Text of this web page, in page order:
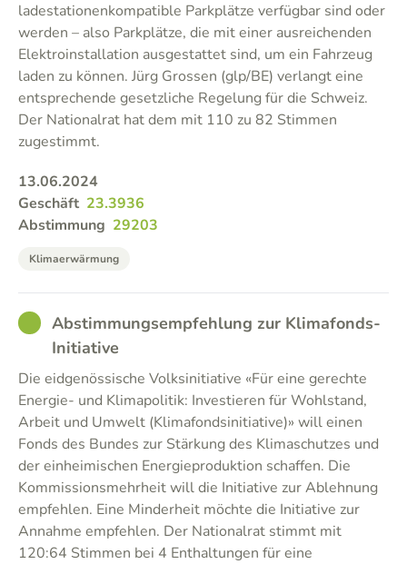
ladestationenkompatible Parkplätze verfügbar sind oder
werden – also Parkplätze, die mit einer ausreichenden
Elektroinstallation ausgestattet sind, um ein Fahrzeug
laden zu können. Jürg Grossen (glp/BE) verlangt eine
entsprechende gesetzliche Regelung für die Schweiz.
Der Nationalrat hat dem mit 110 zu 82 Stimmen
zugestimmt.
13.06.2024
Geschäft 23.3936
Abstimmung 29203
Klimaerwärmung
GOODAbstimmungsempfehlung zur Klimafonds-
Initiative
Die eidgenössische Volksinitiative «Für eine gerechte
Energie- und Klimapolitik: Investieren für Wohlstand,
Arbeit und Umwelt (Klimafondsinitiative)» will einen
Fonds des Bundes zur Stärkung des Klimaschutzes und
der einheimischen Energieproduktion schaffen. Die
Kommissionsmehrheit will die Initiative zur Ablehnung
empfehlen. Eine Minderheit möchte die Initiative zur
Annahme empfehlen. Der Nationalrat stimmt mit
120:64 Stimmen bei 4 Enthaltungen für eine